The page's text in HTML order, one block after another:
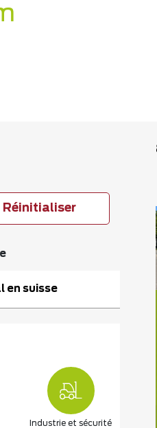
Réinitialiser
en suisse
Industrie et sécurité